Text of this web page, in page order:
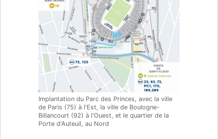
Implantation du Parc des Princes, avec la ville
de Paris (75) à l'Est, la ville de Boulogne-
Billancourt (92) à l'Ouest, et le quartier de la
Porte d'Auteuil, au Nord